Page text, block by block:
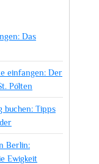
Das
einfangen: Der
Pölten
buchen: Tipps
Berlin:
Ewigkeit